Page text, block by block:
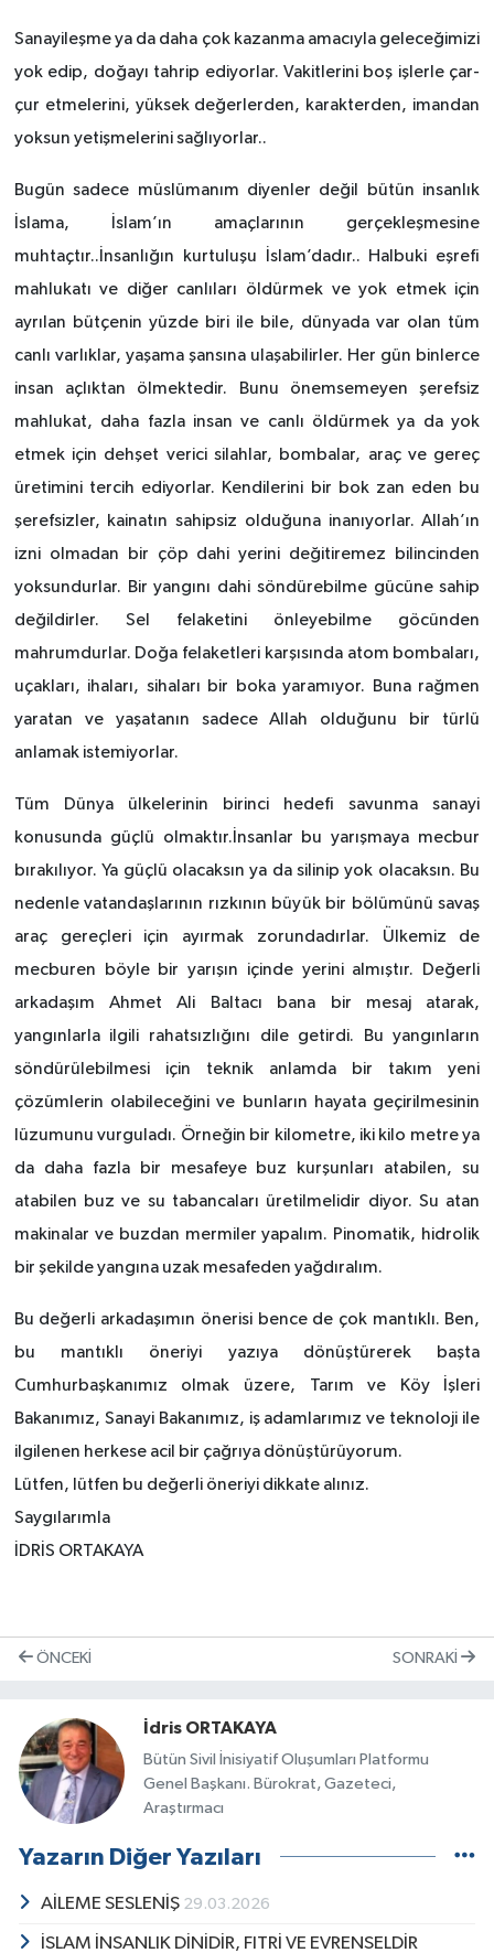
Sanayileşme ya da daha çok kazanma amacıyla geleceğimizi
yok edip, doğayı tahrip ediyorlar. Vakitlerini boş işlerle çar-
çur etmelerini, yüksek değerlerden, karakterden, imandan
yoksun yetişmelerini sağlıyorlar..
Bugün sadece müslümanım diyenler değil bütün insanlık
İslama, İslam’ın amaçlarının gerçekleşmesine
muhtaçtır..İnsanlığın kurtuluşu İslam’dadır.. Halbuki eşrefi
mahlukatı ve diğer canlıları öldürmek ve yok etmek için
ayrılan bütçenin yüzde biri ile bile, dünyada var olan tüm
canlı varlıklar, yaşama şansına ulaşabilirler. Her gün binlerce
insan açlıktan ölmektedir. Bunu önemsemeyen şerefsiz
mahlukat, daha fazla insan ve canlı öldürmek ya da yok
etmek için dehşet verici silahlar, bombalar, araç ve gereç
üretimini tercih ediyorlar. Kendilerini bir bok zan eden bu
şerefsizler, kainatın sahipsiz olduğuna inanıyorlar. Allah’ın
izni olmadan bir çöp dahi yerini değitiremez bilincinden
yoksundurlar. Bir yangını dahi söndürebilme gücüne sahip
değildirler. Sel felaketini önleyebilme göcünden
mahrumdurlar. Doğa felaketleri karşısında atom bombaları,
uçakları, ihaları, sihaları bir boka yaramıyor. Buna rağmen
yaratan ve yaşatanın sadece Allah olduğunu bir türlü
anlamak istemiyorlar.
Tüm Dünya ülkelerinin birinci hedefi savunma sanayi
konusunda güçlü olmaktır.İnsanlar bu yarışmaya mecbur
bırakılıyor. Ya güçlü olacaksın ya da silinip yok olacaksın. Bu
nedenle vatandaşlarının rızkının büyük bir bölümünü savaş
araç gereçleri için ayırmak zorundadırlar. Ülkemiz de
mecburen böyle bir yarışın içinde yerini almıştır. Değerli
arkadaşım Ahmet Ali Baltacı bana bir mesaj atarak,
yangınlarla ilgili rahatsızlığını dile getirdi. Bu yangınların
söndürülebilmesi için teknik anlamda bir takım yeni
çözümlerin olabileceğini ve bunların hayata geçirilmesinin
lüzumunu vurguladı. Örneğin bir kilometre, iki kilo metre ya
da daha fazla bir mesafeye buz kurşunları atabilen, su
atabilen buz ve su tabancaları üretilmelidir diyor. Su atan
makinalar ve buzdan mermiler yapalım. Pinomatik, hidrolik
bir şekilde yangına uzak mesafeden yağdıralım.
Bu değerli arkadaşımın önerisi bence de çok mantıklı. Ben,
bu mantıklı öneriyi yazıya dönüştürerek başta
Cumhurbaşkanımız olmak üzere, Tarım ve Köy İşleri
Bakanımız, Sanayi Bakanımız, iş adamlarımız ve teknoloji ile
ilgilenen herkese acil bir çağrıya dönüştürüyorum.
Lütfen, lütfen bu değerli öneriyi dikkate alınız.
Saygılarımla
İDRİS ORTAKAYA
ÖNCEKI SONRAKI
İdris ORTAKAYA
Bütün Sivil İnisiyatif Oluşumları Platformu
Genel Başkanı. Bürokrat, Gazeteci,
Araştırmacı
Yazarın Diğer Yazıları
AİLEME SESLENİŞ 29.03.2026
İSLAM İNSANLIK DİNİDİR, FITRİ VE EVRENSELDİR